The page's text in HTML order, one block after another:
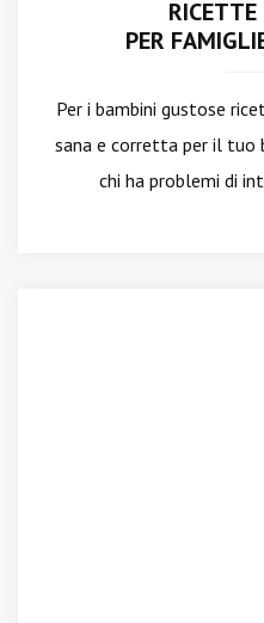
PER
Per i bambini gustose
sana e corretta per il tuo
chi ha problemi di